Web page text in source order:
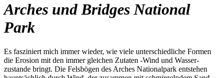
Arches und Bridges National
Park
Es fasziniert mich immer wieder, wie viele unterschiedliche Formen
die Erosion mit den immer gleichen Zutaten -Wind und Wasser-
zustande bringt. Die Felsbögen des Arches Nationalpark entstehen